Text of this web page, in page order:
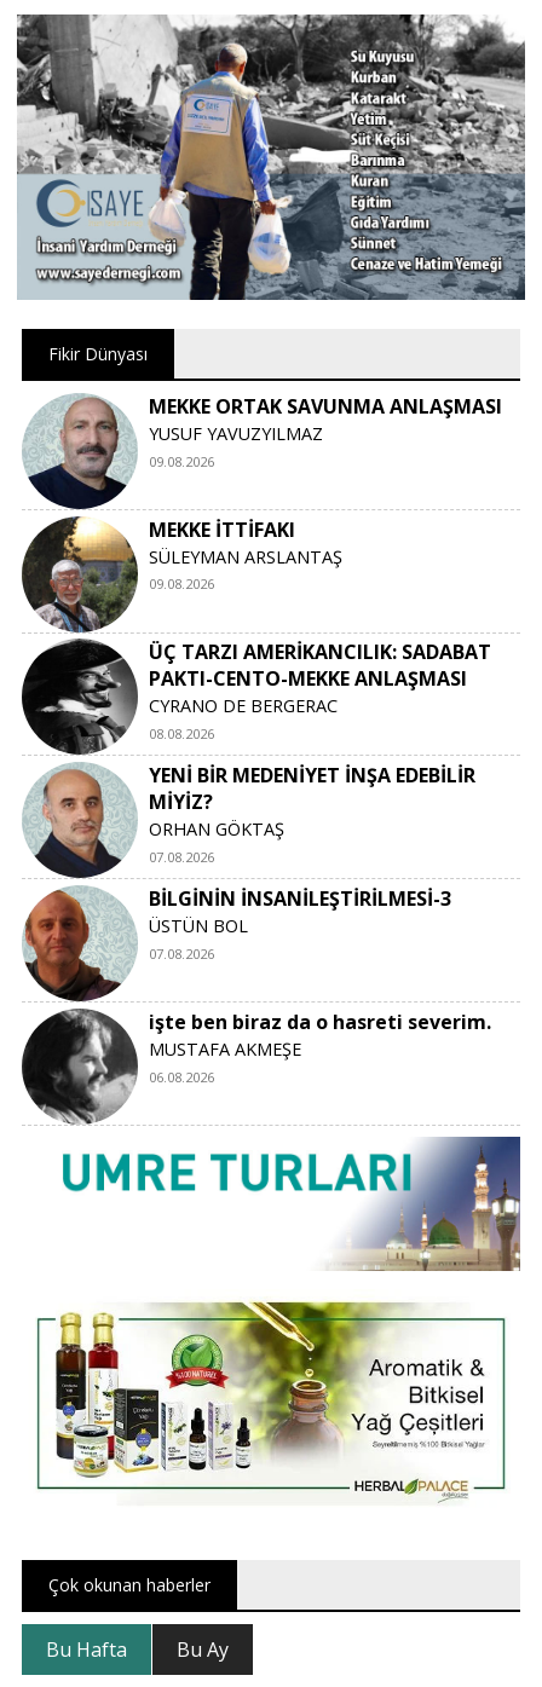
Fikir Dünyası
MEKKE ORTAK SAVUNMA ANLAŞMASI
YUSUF YAVUZYILMAZ
09.08.2026
MEKKE İTTİFAKI
SÜLEYMAN ARSLANTAŞ
09.08.2026
ÜÇ TARZI AMERİKANCILIK: SADABAT
PAKTI-CENTO-MEKKE ANLAŞMASI
CYRANO DE BERGERAC
08.08.2026
YENİ BİR MEDENİYET İNŞA EDEBİLİR
MİYİZ?
ORHAN GÖKTAŞ
07.08.2026
BİLGİNİN İNSANİLEŞTİRİLMESİ-3
ÜSTÜN BOL
07.08.2026
işte ben biraz da o hasreti severim.
MUSTAFA AKMEŞE
06.08.2026
Çok okunan haberler
Bu Hafta Bu Ay